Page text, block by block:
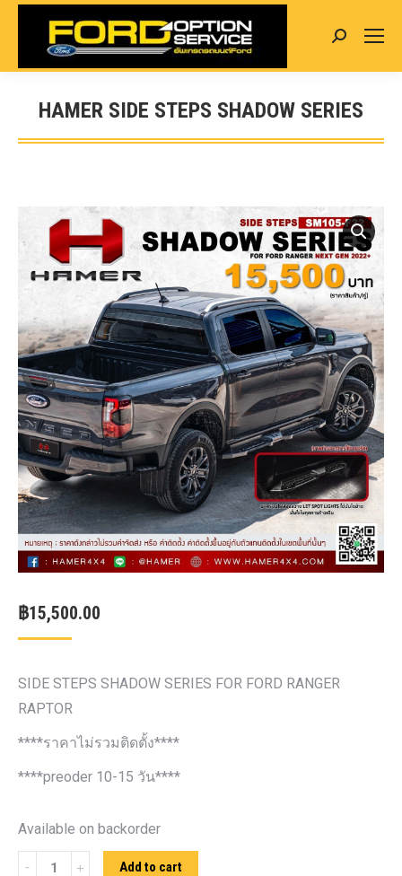
Search:
HAMER SIDE STEPS SHADOW SERIES
You are here:
฿15,500.00
SIDE STEPS SHADOW SERIES FOR FORD RANGER
RAPTOR
****ราคาไม่รวมติดตั้ง****
****preoder 10-15 วัน****
Available on backorder
HAMER
Add to cart